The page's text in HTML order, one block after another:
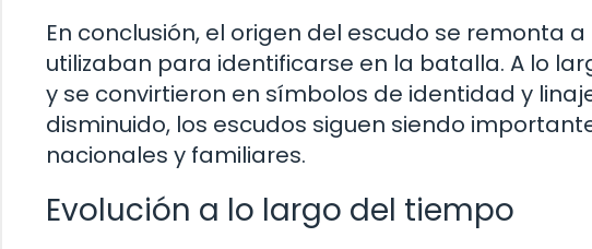
En conclusión, el origen del escudo se remonta
utilizaban para identificarse en la batalla. A lo
y se convirtieron en símbolos de identidad y
disminuido, los escudos siguen siendo
nacionales y familiares.
Evolución a lo largo del tiempo